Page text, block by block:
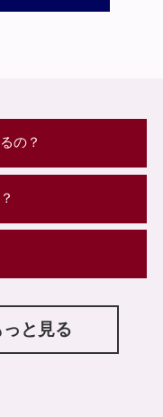
の？
っと見る